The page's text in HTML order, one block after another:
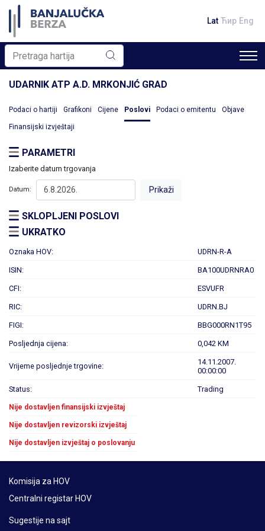
Lat Ћир Eng
UDARNIK ATP A.D. MRKONJIĆ GRAD
Podaci o hartiji Grafikoni Cijene Poslovi Podaci o emitentu Objave
Finansijski izvještaji
PARAMETRI
Izaberite datum trgovanja
Datum:
SKLOPLJENI POSLOVI
UKRATKO
Oznaka HOV: UDRN-R-A
ISIN: BA100UDRNRA0
CFI: ESVUFR
RIC: UDRN.BJ
FIGI: BBG000RN1T95
Posljednja cijena: 0,042 KM
Vrijeme posljednje trgovine:
14.11.2007.
00:00:00
Status: Trading
Nije dostavljen finansijski izvještaj
Nije dostavljen revizorski izvještaj
Nije dostavljen izvještaj o poslovanju
Komisija za HOV
Centralni registar HOV
Sugestije na sajt